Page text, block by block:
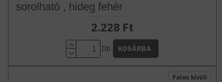
sorolható , hideg fehér
2.228 Ft
Db KOSÁRBA
Falon kívüli